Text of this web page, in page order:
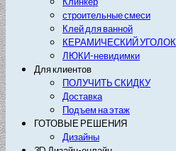
строительные смеси
Клей для ванной
КЕРАМИЧЕСКИЙ УГОЛОК
ЛЮКИ-невидимки
Для клиентов
ПОЛУЧИТЬ СКИДКУ
Доставка
Подъем на этаж
ГОТОВЫЕ РЕШЕНИЯ
Дизайны